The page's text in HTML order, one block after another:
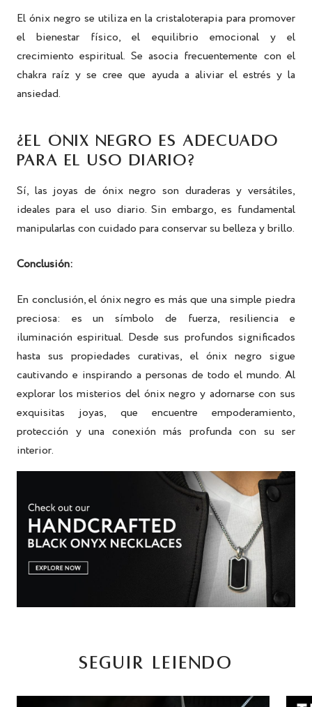
El ónix negro se utiliza en la cristaloterapia para promover
el bienestar físico, el equilibrio emocional y el
crecimiento espiritual. Se asocia frecuentemente con el
chakra raíz y se cree que ayuda a aliviar el estrés y la
ansiedad.
¿EL ÓNIX NEGRO ES ADECUADO
PARA EL USO DIARIO?
Sí, las joyas de ónix negro son duraderas y versátiles,
ideales para el uso diario. Sin embargo, es fundamental
manipularlas con cuidado para conservar su belleza y brillo.
Conclusión:
En conclusión, el ónix negro es más que una simple piedra
preciosa: es un símbolo de fuerza, resiliencia e
iluminación espiritual. Desde sus profundos significados
hasta sus propiedades curativas, el ónix negro sigue
cautivando e inspirando a personas de todo el mundo. Al
explorar los misterios del ónix negro y adornarse con sus
exquisitas joyas, que encuentre empoderamiento,
protección y una conexión más profunda con su ser
interior.
SEGUIR LEIENDO